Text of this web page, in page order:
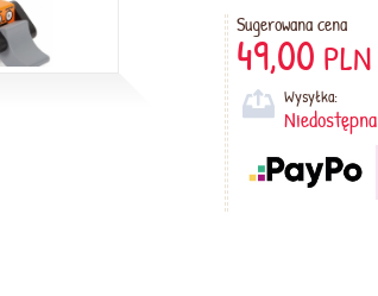
Sugerowana cena
49,00 PLN
Wysyłka:
Niedostępna